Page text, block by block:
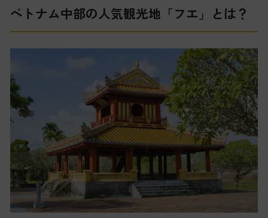
ベトナム中部の人気観光地「フエ」とは？